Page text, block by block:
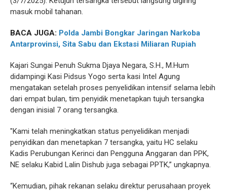
masuk mobil tahanan.
BACA JUGA: Polda Jambi Bongkar Jaringan Narkoba
Antarprovinsi, Sita Sabu dan Ekstasi Miliaran Rupiah
Kajari Sungai Penuh Sukma Djaya Negara, S.H., M.Hum
didampingi Kasi Pidsus Yogo serta kasi Intel Agung
mengatakan setelah proses penyelidikan intensif selama lebih
dari empat bulan, tim penyidik menetapkan tujuh tersangka
dengan inisial 7 orang tersangka.
"Kami telah meningkatkan status penyelidikan menjadi
penyidikan dan menetapkan 7 tersangka, yaitu HC selaku
Kadis Perubungan Kerinci dan Pengguna Anggaran dan PPK,
NE selaku Kabid Lalin Dishub juga sebagai PPTK,” ungkapnya.
“Kemudian, pihak rekanan selaku direktur perusahaan proyek